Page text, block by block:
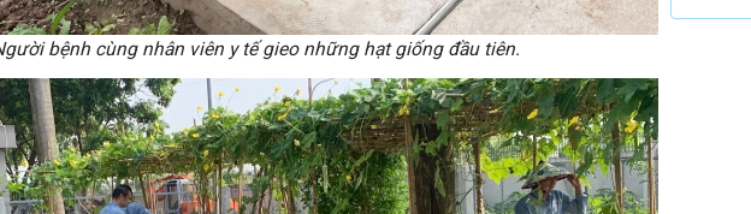
bệnh cùng nhân viên y tế gieo những hạt giống đầu tiên.